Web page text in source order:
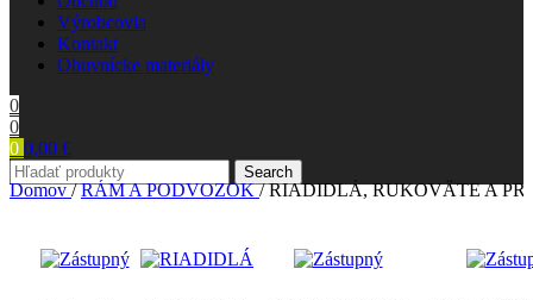
Výrobcovia
Kontakt
Obuvnícke materiály
0
0
0 0,00 €
Search
Domov/ RÁM A PODVOZOK/ RIADIDLÁ, RUKOVÄTE A